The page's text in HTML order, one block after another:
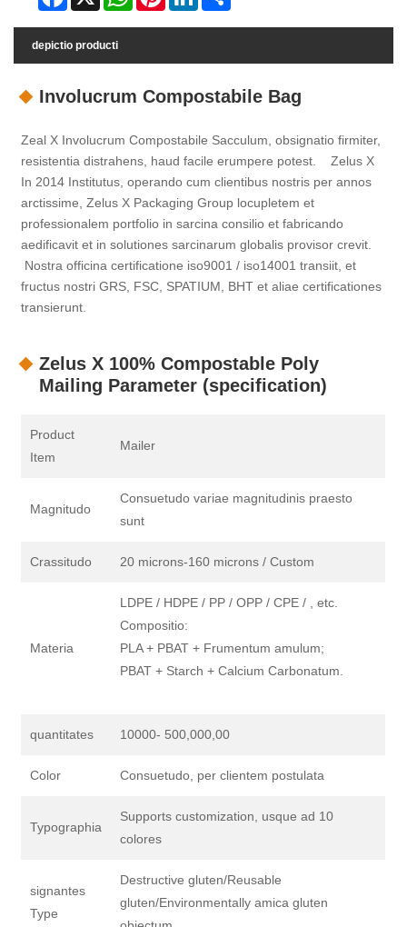
depictio producti
Involucrum Compostabile Bag
Zeal X Involucrum Compostabile Sacculum, obsignatio firmiter,
resistentia distrahens, haud facile erumpere potest. Zelus X
In 2014 Institutus, operando cum clientibus nostris per annos
arctissime, Zelus X Packaging Group locupletem et
professionalem portfolio in sarcina consilio et fabricando
aedificavit et in solutiones sarcinarum globalis provisor crevit.
Nostra officina certificatione iso9001 / iso14001 transiit, et
fructus nostri GRS, FSC, SPATIUM, BHT et aliae certificationes
transierunt.
Zelus X 100% Compostable Poly
Mailing Parameter (specification)
Product
Item
Mailer
Magnitudo
Consuetudo variae magnitudinis praesto
sunt
Crassitudo 20 microns-160 microns / Custom
Materia
LDPE / HDPE / PP / OPP / CPE / , etc.
Compositio:
PLA + PBAT + Frumentum amulum;
PBAT + Starch + Calcium Carbonatum.
quantitates 10000- 500,000,00
Color Consuetudo, per clientem postulata
Typographia
Supports customization, usque ad 10
colores
signantes
Type
Destructive gluten/Reusable
gluten/Environmentally amica gluten